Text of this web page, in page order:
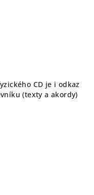
CD je i odkaz
(texty a akordy)